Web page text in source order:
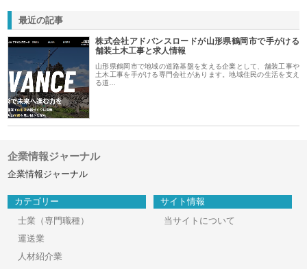
最近の記事
株式会社アドバンスロードが山形県鶴岡市で手がける
舗装土木工事と求人情報
山形県鶴岡市で地域の道路基盤を支える企業として、舗装工事や
土木工事を手がける専門会社があります。地域住民の生活を支え
る道…
企業情報ジャーナル
企業情報ジャーナル
カテゴリー
士業（専門職種）
運送業
人材紹介業
サイト情報
当サイトについて